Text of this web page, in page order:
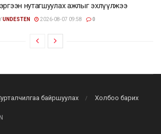
нутагшуулах ажлыг эхлүүлжээ
UNDESTEN 2026-08-07 09:58 0
байршуулах Холбоо барих